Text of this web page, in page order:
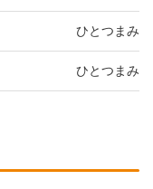
ひとつまみ
ひとつまみ